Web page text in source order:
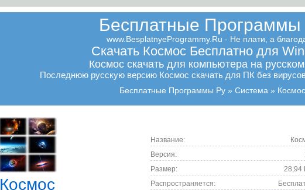
Бесплатные Программы
www.BesplatnyeProgrammy.Ru - Не плати, а
Скачать Космос Бесплатно для
Космос скачать для компьютера на
Последнюю русскую версию Космос скачать для ПК без
Бесплатные Программы Ру Система Космос
Космос
Название:
Версия:
Размер:
28,94
Распространяется: